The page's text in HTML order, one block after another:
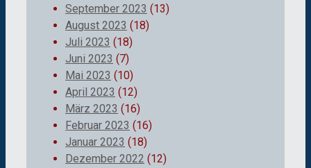
September 2023 (13)
August 2023 (18)
Juli 2023 (18)
Juni 2023 (7)
Mai 2023 (10)
April 2023 (12)
März 2023 (16)
Februar 2023 (16)
Januar 2023 (18)
Dezember 2022 (12)